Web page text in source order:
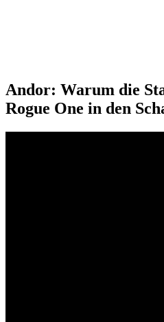
Andor: Warum die
Rogue One in den